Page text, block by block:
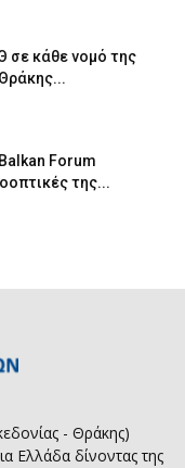
σε κάθε νομό της
Forum
της...
- Θράκης)
Ελλάδα δίνοντας της